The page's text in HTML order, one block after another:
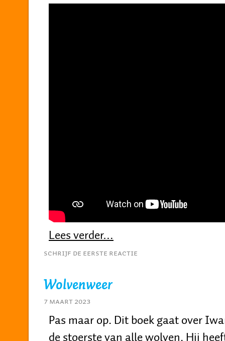
Lees verder…
Schrijf de eerste reactie
Wolvenweer
7 maart 2023
Pas maar op. Dit boek gaat over